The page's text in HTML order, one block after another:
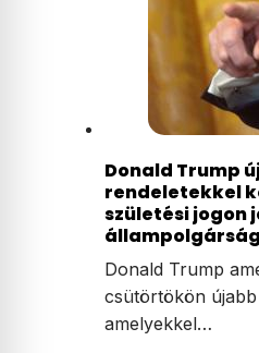
Donald Trump
rendeletekkel
születési jogon
Donald Trump
csütörtökön
amelyekkel…